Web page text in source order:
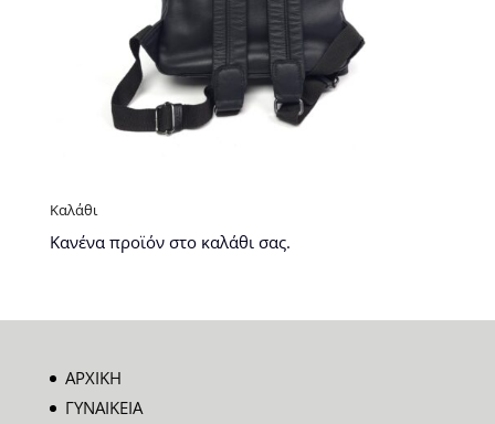
Καλάθι
Κανένα προϊόν στο καλάθι σας.
ΑΡΧΙΚΗ
ΓΥΝΑΙΚΕΙΑ